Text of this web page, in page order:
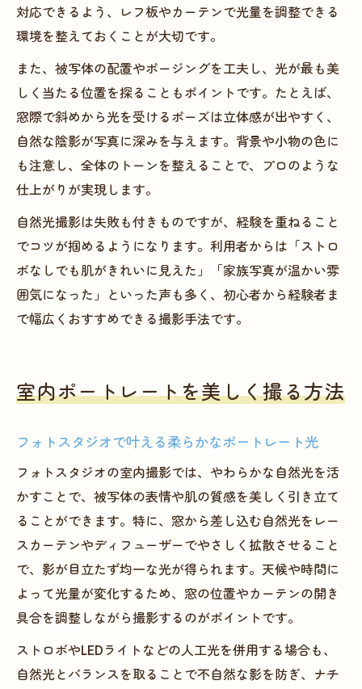
対応できるよう、レフ板やカーテンで光量を調整できる
環境を整えておくことが大切です。
また、被写体の配置やポージングを工夫し、光が最も美
しく当たる位置を探ることもポイントです。たとえば、
窓際で斜めから光を受けるポーズは立体感が出やすく、
自然な陰影が写真に深みを与えます。背景や小物の色に
も注意し、全体のトーンを整えることで、プロのような
仕上がりが実現します。
自然光撮影は失敗も付きものですが、経験を重ねること
でコツが掴めるようになります。利用者からは「ストロ
ボなしでも肌がきれいに見えた」「家族写真が温かい雰
囲気になった」といった声も多く、初心者から経験者ま
で幅広くおすすめできる撮影手法です。
室内ポートレートを美しく撮る方法
フォトスタジオで叶える柔らかなポートレート光
フォトスタジオの室内撮影では、やわらかな自然光を活
かすことで、被写体の表情や肌の質感を美しく引き立て
ることができます。特に、窓から差し込む自然光をレー
スカーテンやディフューザーでやさしく拡散させること
で、影が目立たず均一な光が得られます。天候や時間に
よって光量が変化するため、窓の位置やカーテンの開き
具合を調整しながら撮影するのがポイントです。
ストロボやLEDライトなどの人工光を併用する場合も、
自然光とバランスを取ることで不自然な影を防ぎ、ナチ